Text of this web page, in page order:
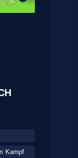
Kampf